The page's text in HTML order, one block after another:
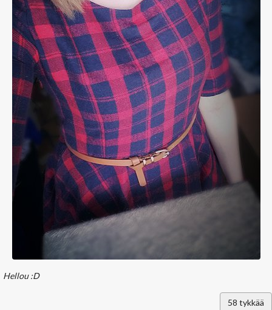
Hellou :D
58 tykkää